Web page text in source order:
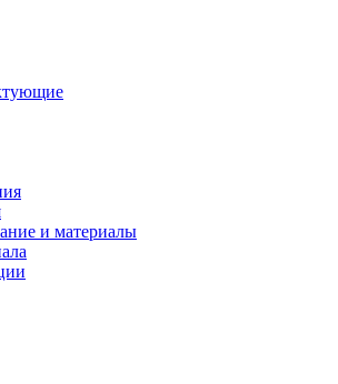
и материалы